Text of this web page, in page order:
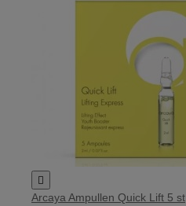

Arcaya Ampullen Quick Lift 5 st